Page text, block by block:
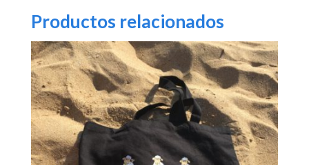
Productos relacionados